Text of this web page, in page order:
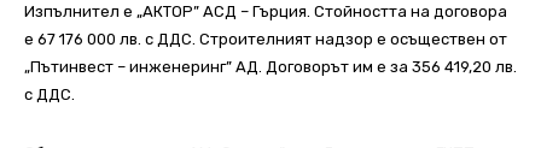
Изпълнител е „АКТОР” АСД – Гърция. Стойността на договора
е 67 176 000 лв. с ДДС. Строителният надзор е осъществен от
„Пътинвест – инженеринг” АД. Договорът им е за 356 419,20 лв.
с ДДС.